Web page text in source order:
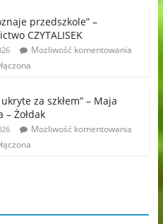
przedszkole” –
CZYTALISEK
Możliwość komentowania
za szkłem” – Maja
– Żołdak
Możliwość komentowania